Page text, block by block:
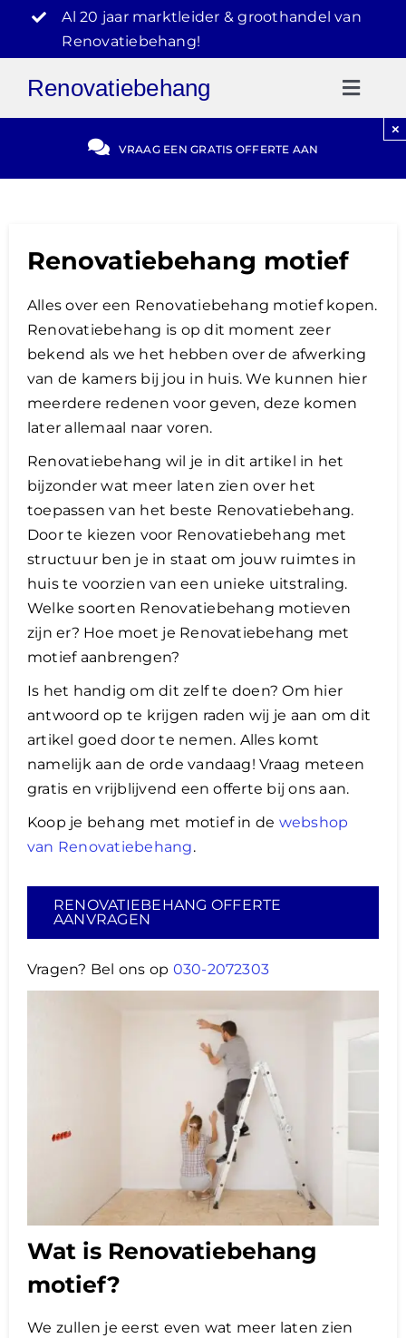
inhoud
Al 20 jaar marktleider & groothandel van
Renovatiebehang!
Renovatiebehang
Gratis Offerte
Video Reviews
VRAAG EEN GRATIS OFFERTE AAN
×
Renovatiebehang motief
Alles over een Renovatiebehang motief kopen.
Renovatiebehang is op dit moment zeer
bekend als we het hebben over de afwerking
van de kamers bij jou in huis. We kunnen hier
meerdere redenen voor geven, deze komen
later allemaal naar voren.
Renovatiebehang wil je in dit artikel in het
bijzonder wat meer laten zien over het
toepassen van het beste Renovatiebehang.
Door te kiezen voor Renovatiebehang met
structuur ben je in staat om jouw ruimtes in
huis te voorzien van een unieke uitstraling.
Welke soorten Renovatiebehang motieven
zijn er? Hoe moet je Renovatiebehang met
motief aanbrengen?
Is het handig om dit zelf te doen? Om hier
antwoord op te krijgen raden wij je aan om dit
artikel goed door te nemen. Alles komt
namelijk aan de orde vandaag! Vraag meteen
gratis en vrijblijvend een offerte bij ons aan.
Koop je behang met motief in de webshop
van Renovatiebehang.
RENOVATIEBEHANG OFFERTE
AANVRAGEN
Vragen? Bel ons op 030-2072303
Wat is Renovatiebehang
motief?
We zullen je eerst even wat meer laten zien